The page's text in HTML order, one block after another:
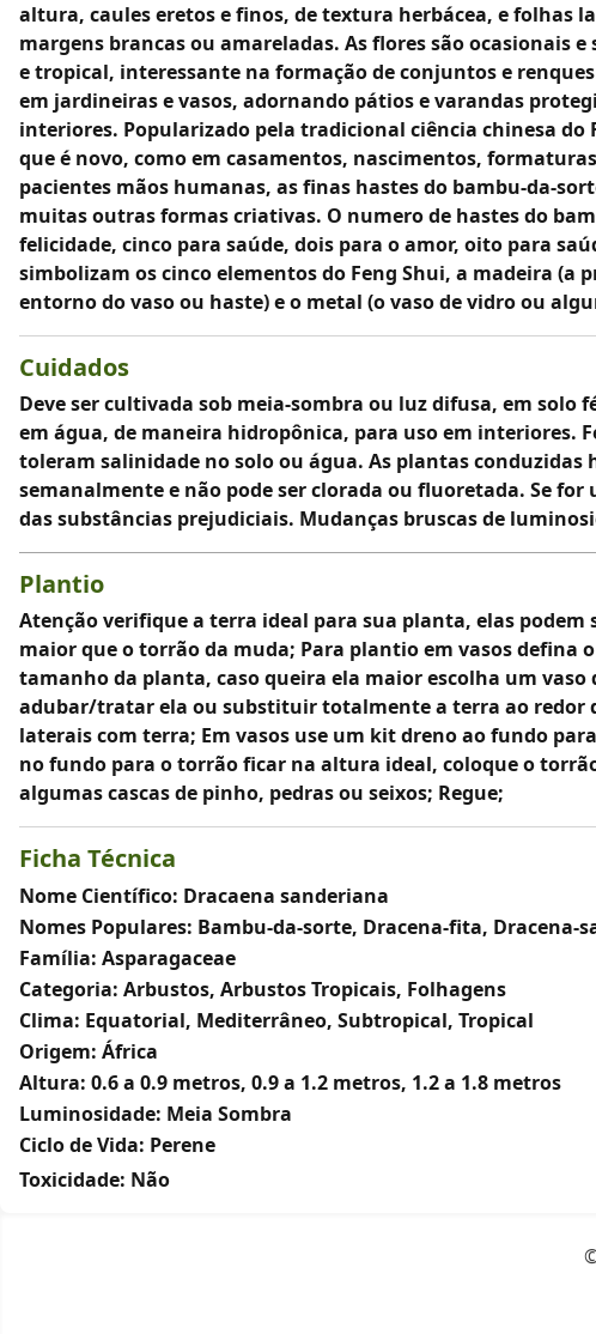
altura, caules eretos e finos, de textura herbácea, e folhas
margens brancas ou amareladas. As flores são ocasionais
e tropical, interessante na formação de conjuntos e
em jardineiras e vasos, adornando pátios e varandas
interiores. Popularizado pela tradicional ciência chinesa
que é novo, como em casamentos, nascimentos,
pacientes mãos humanas, as finas hastes do bambu-da-
muitas outras formas criativas. O numero de hastes do
felicidade, cinco para saúde, dois para o amor, oito para
simbolizam os cinco elementos do Feng Shui, a madeira (a
entorno do vaso ou haste) e o metal (o vaso de vidro ou
Cuidados
Deve ser cultivada sob meia-sombra ou luz difusa, em
em água, de maneira hidropônica, para uso em interiores.
toleram salinidade no solo ou água. As plantas conduzidas
semanalmente e não pode ser clorada ou fluoretada. Se
das substâncias prejudiciais. Mudanças bruscas de
Plantio
Atenção verifique a terra ideal para sua planta, elas
maior que o torrão da muda; Para plantio em vasos
tamanho da planta, caso queira ela maior escolha um
adubar/tratar ela ou substituir totalmente a terra ao redor
laterais com terra; Em vasos use um kit dreno ao fundo
no fundo para o torrão ficar na altura ideal, coloque o
algumas cascas de pinho, pedras ou seixos; Regue;
Ficha Técnica
Nome Científico: Dracaena sanderiana
Nomes Populares: Bambu-da-sorte, Dracena-fita, Dracena-
Família: Asparagaceae
Categoria: Arbustos, Arbustos Tropicais, Folhagens
Clima: Equatorial, Mediterrâneo, Subtropical, Tropical
Origem: África
Altura: 0.6 a 0.9 metros, 0.9 a 1.2 metros, 1.2 a 1.8 metros
Luminosidade: Meia Sombra
Ciclo de Vida: Perene
Toxicidade: Não